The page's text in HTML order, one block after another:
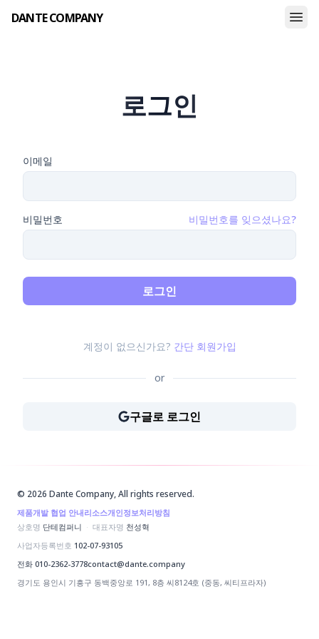
DANTE COMPANY
로그인
이메일
비밀번호 비밀번호를 잊으셨나요?
로그인
계정이 없으신가요? 간단 회원가입
or
구글로 로그인
구글로 로그인
© 2026 Dante Company, All rights reserved.
제품개발 협업 안내리소스개인정보처리방침
상호명 단테컴퍼니 · 대표자명 천성혁
사업자등록번호 102-07-93105
전화 010-2362-3778contact@dante.company
경기도 용인시 기흥구 동백중앙로 191, 8층 씨8124호 (중동, 씨티프라자)